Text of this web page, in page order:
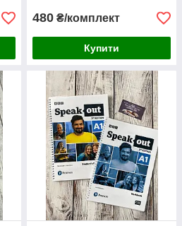
480 ₴/комплект
Купити